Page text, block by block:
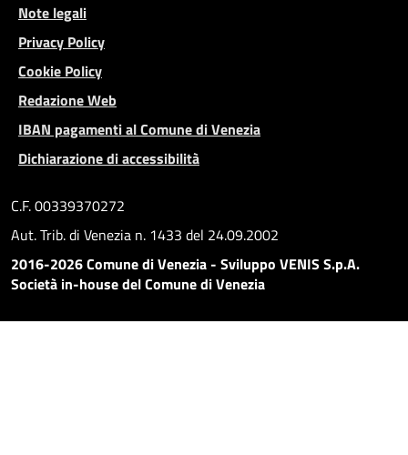
Note legali
Privacy Policy
Cookie Policy
Redazione Web
IBAN pagamenti al Comune di Venezia
Dichiarazione di accessibilità
C.F. 00339370272
Aut. Trib. di Venezia n. 1433 del 24.09.2002
2016-2026 Comune di Venezia - Sviluppo VENIS S.p.A.
Società in-house del Comune di Venezia